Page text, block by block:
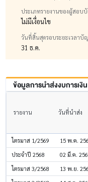
ประเภทรายงานของผู้สอบ
ไม่มีเงื่อนไข
วันที่สิ้นสุดรอบระยะเวลาบั
31 ธ.ค.
ข้อมูลการนำส่งงบการเงิน
รายงาน วันที่นำส่ง
ไตรมาส 1/2569 15 พ.ค.
ประจำปี 2568
02 มี.ค.
ไตรมาส 3/2568
13 พ.ย.